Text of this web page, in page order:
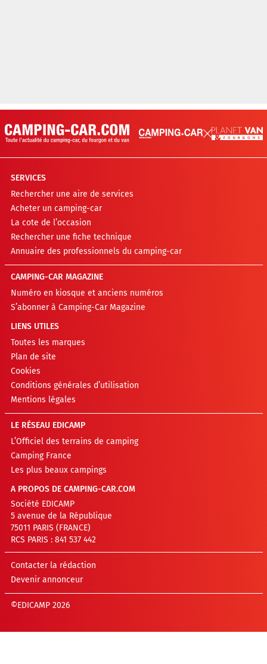
SERVICES
Rechercher une aire de services
Acheter un camping-car
La cote de l’occasion
Rechercher une fiche technique
Annuaire des professionnels du camping-car
CAMPING-CAR MAGAZINE
Numéro en kiosque et anciens numéros
S’abonner à Camping-Car Magazine
LIENS UTILES
Toutes les marques
Plan de site
Cookies
Conditions générales d’utilisation
Mentions légales
LE RÉSEAU EDICAMP
L’Officiel des terrains de camping
Camping France
Les plus beaux campings
A PROPOS DE CAMPING-CAR.COM
Société EDICAMP
5 avenue de la République
75011 PARIS (FRANCE)
RCS PARIS : 841 537 442
Contacter la rédaction
Devenir annonceur
©EDICAMP 2026